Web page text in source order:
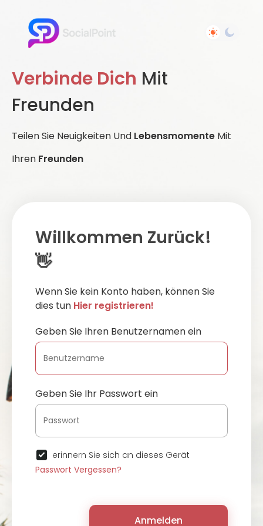
Verbinde Dich Mit
Freunden
Teilen Sie Neuigkeiten Und Lebensmomente Mit
Ihren Freunden
Willkommen Zurück!
👋
Wenn Sie kein Konto haben, können Sie
dies tun Hier registrieren!
Geben Sie Ihren Benutzernamen ein
Geben Sie Ihr Passwort ein
erinnern Sie sich an dieses Gerät
Passwort Vergessen?
Anmelden